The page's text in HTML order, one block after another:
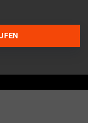
WhatsApp schreiben